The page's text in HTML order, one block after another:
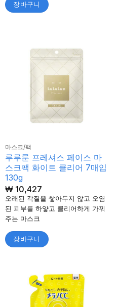
장바구니
마스크/팩
루루룬 프레셔스 페이스 마
스크팩 화이트 클리어 7매입
130g
₩10,427
오래된 각질을 쌓아두지 않고 오염
된 피부를 하얗고 클리어하게 가꿔
주는 마스크
장바구니